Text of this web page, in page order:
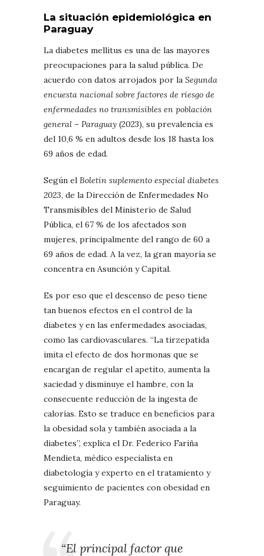
La situación epidemiológica en
Paraguay
La diabetes mellitus es una de las mayores
preocupaciones para la salud pública. De
acuerdo con datos arrojados por la Segunda
encuesta nacional sobre factores de riesgo de
enfermedades no transmisibles en población
general – Paraguay (2023), su prevalencia es
del 10,6 % en adultos desde los 18 hasta los
69 años de edad.
Según el Boletín suplemento especial diabetes
2023, de la Dirección de Enfermedades No
Transmisibles del Ministerio de Salud
Pública, el 67 % de los afectados son
mujeres, principalmente del rango de 60 a
69 años de edad. A la vez, la gran mayoría se
concentra en Asunción y Capital.
Es por eso que el descenso de peso tiene
tan buenos efectos en el control de la
diabetes y en las enfermedades asociadas,
como las cardiovasculares. “La tirzepatida
imita el efecto de dos hormonas que se
encargan de regular el apetito, aumenta la
saciedad y disminuye el hambre, con la
consecuente reducción de la ingesta de
calorías. Esto se traduce en beneficios para
la obesidad sola y también asociada a la
diabetes”, explica el Dr. Federico Fariña
Mendieta, médico especialista en
diabetología y experto en el tratamiento y
seguimiento de pacientes con obesidad en
Paraguay.
“El principal factor que